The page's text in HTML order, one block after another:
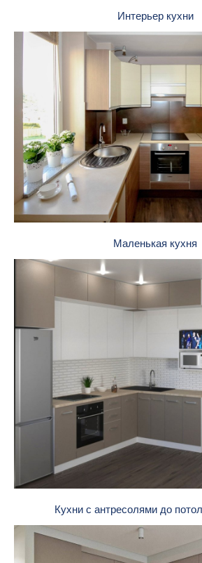
Интерьер кухни
Маленькая кухня
Кухни с антресолями до